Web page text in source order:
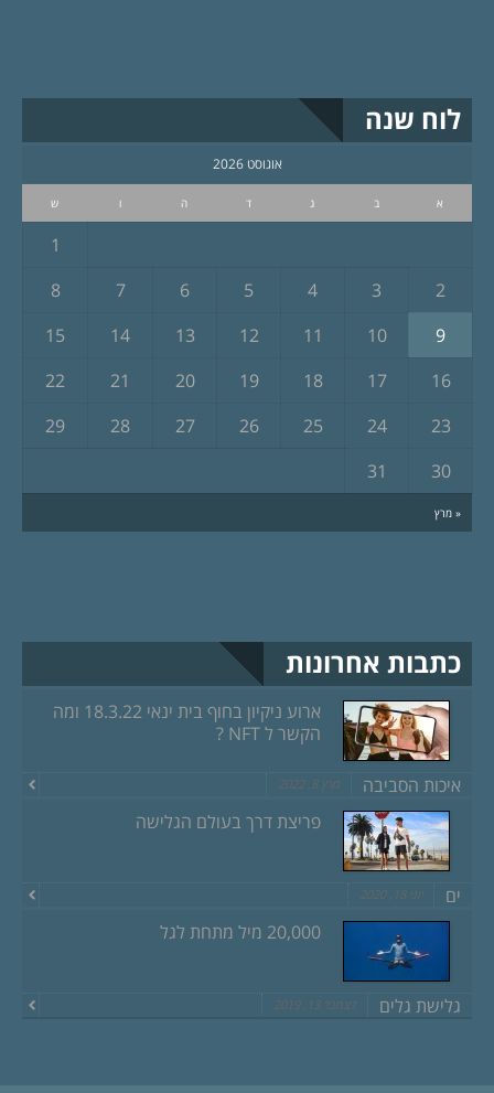
לוח שנה
אוגוסט 2026
א ב ג ד ה ו ש
« מרץ
1
2
3
4
5
6
7
8
9
10
11
12
13
14
15
16
17
18
19
20
21
22
23
24
25
26
27
28
29
30
31
כתבות אחרונות
ארוע ניקיון בחוף בית ינאי 18.3.22 ומה
הקשר ל NFT ?
איכות הסביבה מרץ 8, 2022
פריצת דרך בעולם הגלישה
ים יוני 18, 2020
20,000 מיל מתחת לגל
גלישת גלים דצמבר 13, 2019